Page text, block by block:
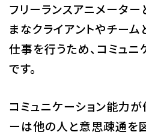
フリーランスアニメーター
まなクライアントやチー
仕事を行うため、コミュ
です。
コミュニケーション能力
ーは他の人と意思疎通を